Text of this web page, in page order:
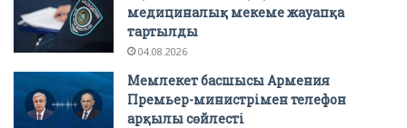
медициналық мекеме жауапқа
тартылды
04.08.2026
Мемлекет басшысы Армения
Премьер-министрімен телефон
арқылы сөйлесті